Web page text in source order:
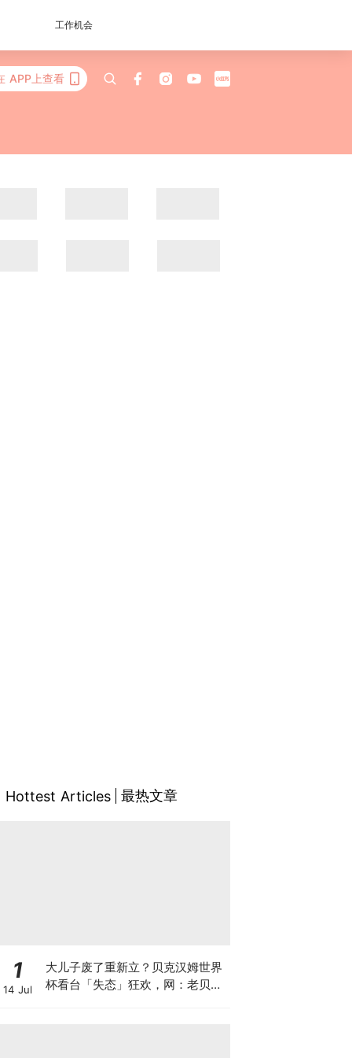
工作机会
APP上查看
Hottest Articles 最热文章
1
14 Jul
大儿子废了重新立？贝克汉姆世界
杯看台「失态」狂欢，网：老贝恨